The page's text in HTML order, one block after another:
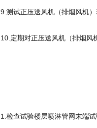
9.测试正压送风机（排烟风机
10.定期对正压送风机（排烟风
1.检查试验楼层喷淋管网末端